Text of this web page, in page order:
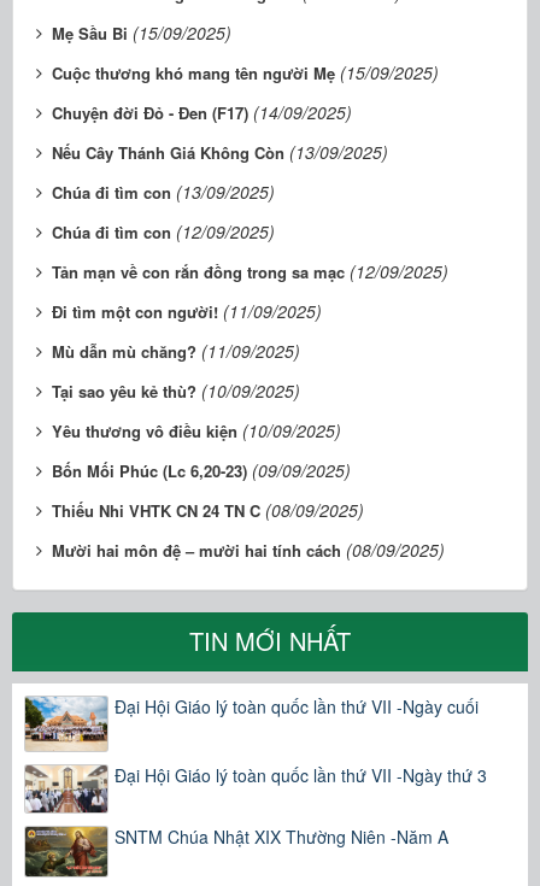
Mẹ Sầu Bi (15/09/2025)
Cuộc thương khó mang tên người Mẹ (15/09/2025)
Chuyện đời Đỏ - Đen (F17) (14/09/2025)
Nếu Cây Thánh Giá Không Còn (13/09/2025)
Chúa đi tìm con (13/09/2025)
Chúa đi tìm con (12/09/2025)
Tản mạn về con rắn đồng trong sa mạc (12/09/2025)
Đi tìm một con người! (11/09/2025)
Mù dẫn mù chăng? (11/09/2025)
Tại sao yêu kẻ thù? (10/09/2025)
Yêu thương vô điều kiện (10/09/2025)
Bốn Mối Phúc (Lc 6,20-23) (09/09/2025)
Thiếu Nhi VHTK CN 24 TN C (08/09/2025)
Mười hai môn đệ – mười hai tính cách (08/09/2025)
TIN MỚI NHẤT
Đại Hội Giáo lý toàn quốc lần thứ VII -Ngày cuối
Đại Hội Giáo lý toàn quốc lần thứ VII -Ngày thứ 3
SNTM Chúa Nhật XIX Thường Niên -Năm A